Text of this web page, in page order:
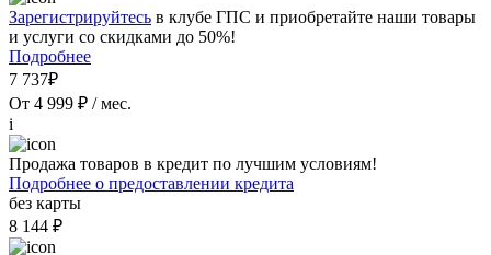
Зарегистрируйтесь в клубе ГПС и приобретайте наши товары
и услуги со скидками до 50%!
Подробнее
7 737₽
От 4 999 ₽ / мес.
i
Продажа товаров в кредит по лучшим условиям!
Подробнее о предоставлении кредита
без карты
8 144 ₽